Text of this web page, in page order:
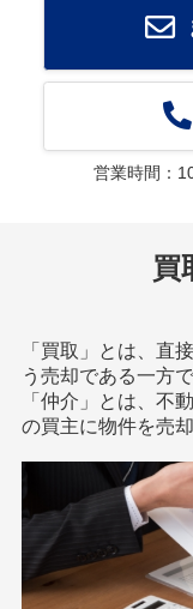
営業時間：
買
「買取」とは、直
う売却である一方で
「仲介」とは、不
の買主に物件を売